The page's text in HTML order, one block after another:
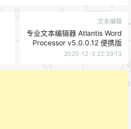
文本编辑
专业文本编辑器 Atlantis Word
Processor v5.0.0.12 便携版
2025-12-3 22:39:13